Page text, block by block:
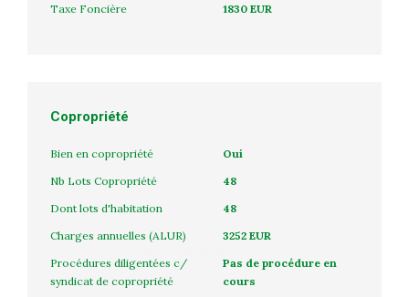
Taxe Foncière
1830 EUR
Copropriété
Bien en copropriété
Oui
Nb Lots Copropriété
48
Dont lots d'habitation
48
Charges annuelles (ALUR)
3252 EUR
Procédures diligentées c/
syndicat de copropriété
Pas de procédure en
cours